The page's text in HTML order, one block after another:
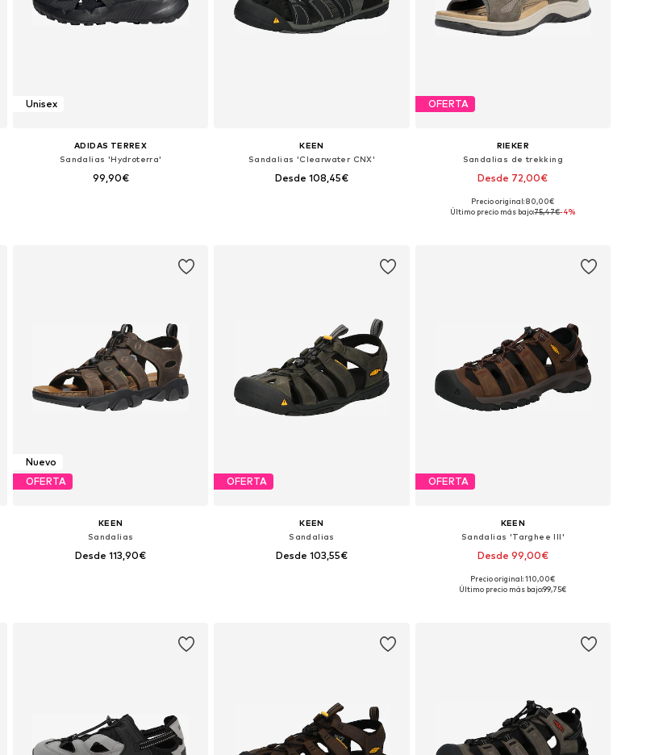
Unisex
ADIDAS TERREX
Sandalias 'Hydroterra'
99,90€
KEEN
Sandalias 'Clearwater CNX'
Desde 108,45€
OFERTA
RIEKER
Sandalias de trekking
Desde 72,00€
Tallas disponibles: 41, 42, 43, 44, 45, 46
Precio original: 80,00€
Último precio más bajo:75,47€-4%
Nuevo
OFERTA
KEEN
Sandalias
Desde 113,90€
OFERTA
KEEN
Sandalias
Desde 103,55€
OFERTA
KEEN
Sandalias 'Targhee III'
Desde 99,00€
Disponible en muchas tallas
Precio original: 110,00€
Último precio más bajo:99,75€